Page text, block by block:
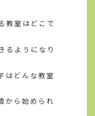
教室はどこで
るようになり
はどんな教室
から始められ